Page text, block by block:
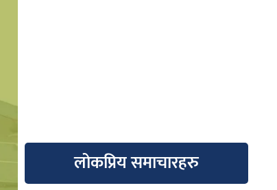
लोकप्रिय समाचारहरु